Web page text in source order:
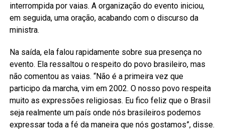
interrompida por vaias. A organização do evento iniciou,
em seguida, uma oração, acabando com o discurso da
ministra.
Na saída, ela falou rapidamente sobre sua presença no
evento. Ela ressaltou o respeito do povo brasileiro, mas
não comentou as vaias. “Não é a primeira vez que
participo da marcha, vim em 2002. O nosso povo respeita
muito as expressões religiosas. Eu fico feliz que o Brasil
seja realmente um país onde nós brasileiros podemos
expressar toda a fé da maneira que nós gostamos”, disse.